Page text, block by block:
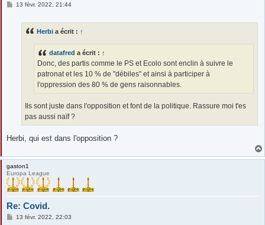
M
13 févr. 2022, 21:44
Herbi a écrit : ↑
datafred a écrit : ↑
Donc, des partis comme le PS et Ecolo sont enclin à suivre le
patronat et les 10 % de "débiles" et ainsi à participer à
l'oppression des 80 % de gens raisonnables.
Ils sont juste dans l'opposition et font de la politique. Rassure moi t'es
pas aussi naïf ?
Herbi, qui est dans l'opposition ?
gaston1
Europa League
Re: Covid.
M
13 févr. 2022, 22:03